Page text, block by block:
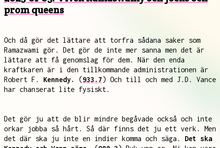
prom queens
Och då gör det lättare att torfra sådana saker som
Ramazwami gör. Det gör de inte mer sanna men det är
lättare att få genomslag för dem. När den enda
kraftkaren är i den tillkommande administrationen är
Robert F. Kennedy. (933.7) Och till och med J.D. Vance
har chanserat lite fysiskt.
Det gör ju att de blir mindre begåvade också och inte
orkar jobba så hårt. Så där finns det ju ett verk. Men
det där ska ju inte en indier komma och säga. Det ska